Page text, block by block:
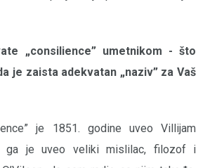
„consilience” umetnikom - što
je zaista adekvatan „naziv” za Vaš
je 1851. godine uveo Villijam
ga je uveo veliki mislilac, filozof i